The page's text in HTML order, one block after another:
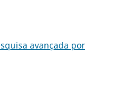
avançada por